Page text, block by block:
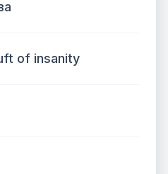
of insanity